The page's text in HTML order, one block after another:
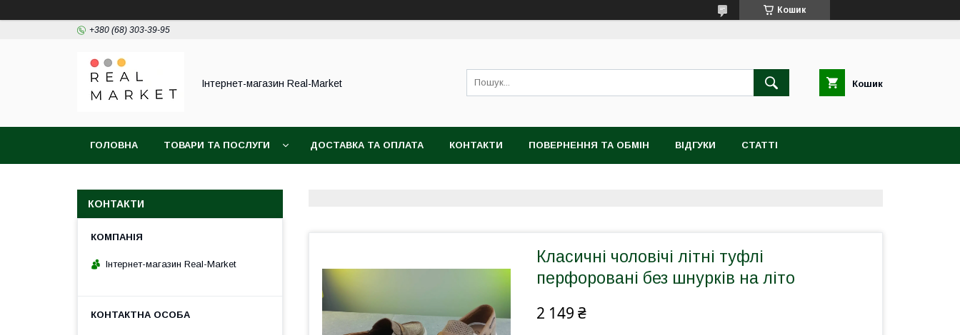
Кошик
+380 (68) 303-39-95
Інтернет-магазин Real-Market Кошик
ГОЛОВНА ТОВАРИ ТА ПОСЛУГИ ДОСТАВКА ТА ОПЛАТА КОНТАКТИ ПОВЕРНЕННЯ ТА ОБМІН ВІДГУКИ СТАТТІ
Класичні чоловічі літні туфлі
перфоровані без шнурків на літо
2 149 ₴
КОНТАКТИ
Інтернет-магазин Real-Market